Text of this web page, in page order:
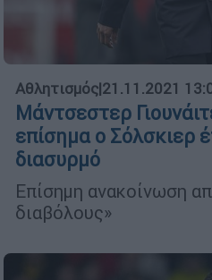
Αθλητισμός|21.11.2021
Μάντσεστερ
επίσημα ο Σόλσκιερ
διασυρμό
Επίσημη ανακοίνωση
διαβόλους»